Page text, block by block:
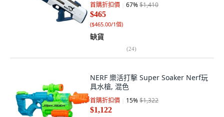
首購折扣價 67%$1,410
$465
($465.00/1個)
缺貨
(24)
NERF 樂活打擊 Super Soaker Nerf玩
具水槍, 混色
首購折扣價 15%$1,322
$1,122